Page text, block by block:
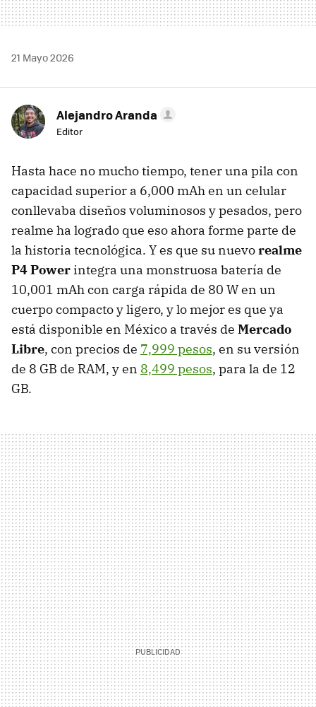
21 Mayo 2026
Alejandro Aranda
Editor
Hasta hace no mucho tiempo, tener una pila con
capacidad superior a 6,000 mAh en un celular
conllevaba diseños voluminosos y pesados, pero
realme ha logrado que eso ahora forme parte de
la historia tecnológica. Y es que su nuevorealme
P4 Power integra una monstruosa batería de
10,001 mAh con carga rápida de 80 W en un
cuerpo compacto y ligero, y lo mejor es que ya
está disponible en México a través de Mercado
Libre, con precios de 7,999 pesos, en su versión
de 8 GB de RAM, y en 8,499 pesos, para la de 12
GB.